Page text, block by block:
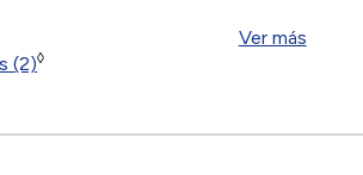
(2)◊
Ver más